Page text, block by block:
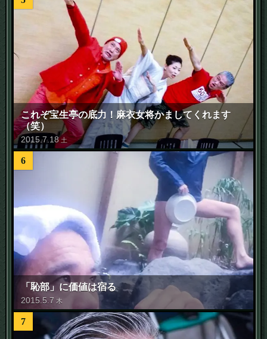
これぞ宝生亭の底力！麻衣女将かましてくれます
（笑）
2015.7. 18 土
6
「恥部」に価値は宿る
2015 5 .7 木
7